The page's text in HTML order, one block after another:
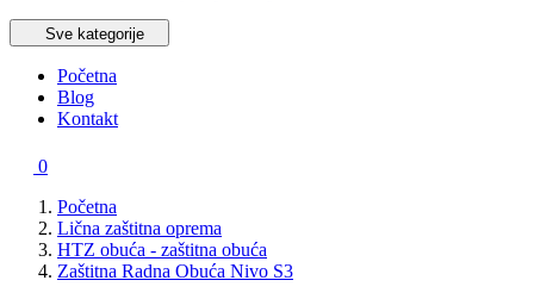
Sve kategorije
Početna
Blog
Kontakt
0
Početna
Lična zaštitna oprema
HTZ obuća - zaštitna obuća
Zaštitna Radna Obuća Nivo S3